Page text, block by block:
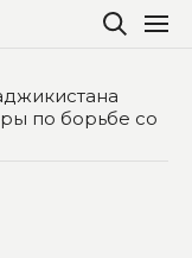
по борьбе со